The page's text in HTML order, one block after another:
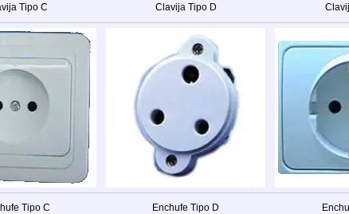
Tipo C Clavija Tipo D
Tipo C Enchufe Tipo D